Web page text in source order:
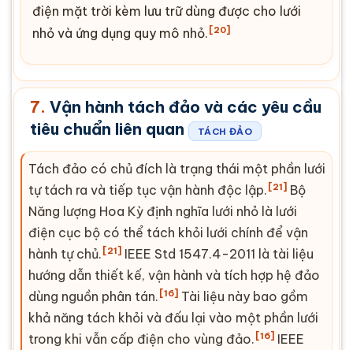
điện mặt trời kèm lưu trữ dùng được cho lưới
nhỏ và ứng dụng quy mô nhỏ. [20]
7. Vận hành tách đảo và các yêu cầu
tiêu chuẩn liên quan
TÁCH ĐẢO
Tách đảo có chủ đích là trạng thái một phần lưới
tự tách ra và tiếp tục vận hành độc lập. [21] Bộ
Năng lượng Hoa Kỳ định nghĩa lưới nhỏ là lưới
điện cục bộ có thể tách khỏi lưới chính để vận
hành tự chủ. [21] IEEE Std 1547.4-2011 là tài liệu
hướng dẫn thiết kế, vận hành và tích hợp hệ đảo
dùng nguồn phân tán. [16] Tài liệu này bao gồm
khả năng tách khỏi và đấu lại vào một phần lưới
trong khi vẫn cấp điện cho vùng đảo. [16] IEEE